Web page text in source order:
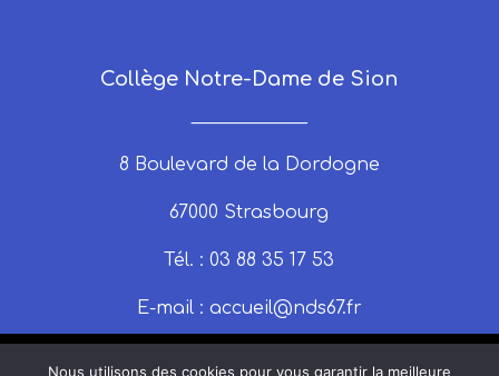
Collège Notre-Dame de Sion
8 Boulevard de la Dordogne
67000 Strasbourg
Tél. : 03 88 35 17 53
E-mail : accueil@nds67.fr
Nous utilisons des cookies pour vous garantir la meilleure